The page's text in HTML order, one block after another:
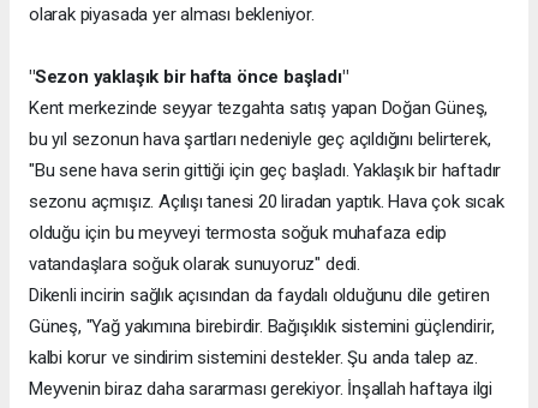
olarak piyasada yer alması bekleniyor.
"Sezon yaklaşık bir hafta önce başladı"
Kent merkezinde seyyar tezgahta satış yapan Doğan Güneş,
bu yıl sezonun hava şartları nedeniyle geç açıldığını belirterek,
"Bu sene hava serin gittiği için geç başladı. Yaklaşık bir haftadır
sezonu açmışız. Açılışı tanesi 20 liradan yaptık. Hava çok sıcak
olduğu için bu meyveyi termosta soğuk muhafaza edip
vatandaşlara soğuk olarak sunuyoruz" dedi.
Dikenli incirin sağlık açısından da faydalı olduğunu dile getiren
Güneş, "Yağ yakımına birebirdir. Bağışıklık sistemini güçlendirir,
kalbi korur ve sindirim sistemini destekler. Şu anda talep az.
Meyvenin biraz daha sararması gerekiyor. İnşallah haftaya ilgi